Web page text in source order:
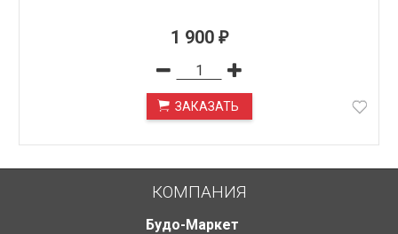
1 900 ₽
ЗАКАЗАТЬ
КОМПАНИЯ
Будо-Маркет